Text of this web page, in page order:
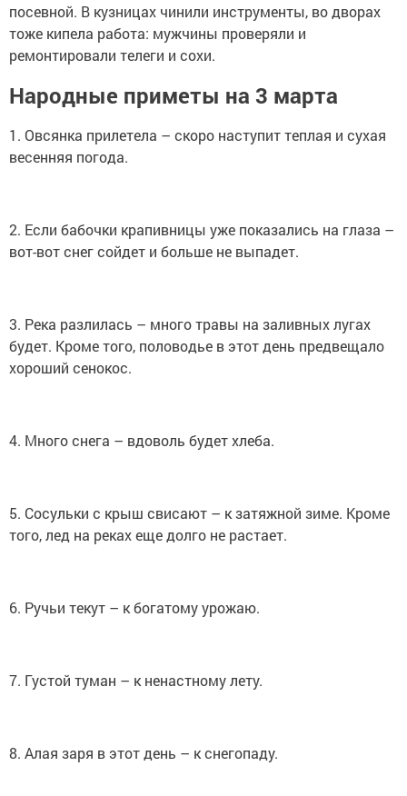
посевной. В кузницах чинили инструменты, во дворах
тоже кипела работа: мужчины проверяли и
ремонтировали телеги и сохи.
Народные приметы на 3 марта
1. Овсянка прилетела – скоро наступит теплая и сухая
весенняя погода.
2. Если бабочки крапивницы уже показались на глаза –
вот-вот снег сойдет и больше не выпадет.
3. Река разлилась – много травы на заливных лугах
будет. Кроме того, половодье в этот день предвещало
хороший сенокос.
4. Много снега – вдоволь будет хлеба.
5. Сосульки с крыш свисают – к затяжной зиме. Кроме
того, лед на реках еще долго не растает.
6. Ручьи текут – к богатому урожаю.
7. Густой туман – к ненастному лету.
8. Алая заря в этот день – к снегопаду.